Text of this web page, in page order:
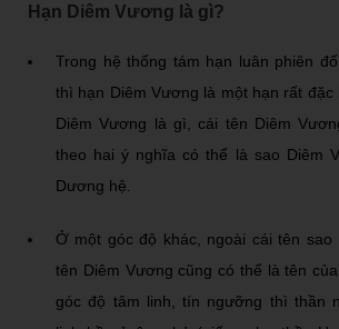
Hạn Diêm Vương là gì?
Trong hệ thống tám hạn luân phiên
thì hạn Diêm Vương là một hạn rất đặc
Diêm Vương là gì, cái tên Diêm
theo hai ý nghĩa có thể là sao Diêm
Dương hệ.
Ở một góc độ khác, ngoài cái tên sao
tên Diêm Vương cũng có thể là tên
góc độ tâm linh, tín ngưỡng thì thần